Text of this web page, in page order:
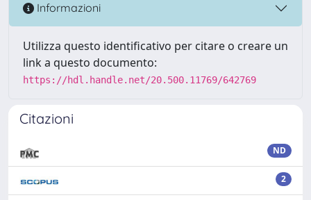
Informazioni
Utilizza questo identificativo per citare o creare un
link a questo documento:
https://hdl.handle.net/20.500.11769/642769
Citazioni
ND
2